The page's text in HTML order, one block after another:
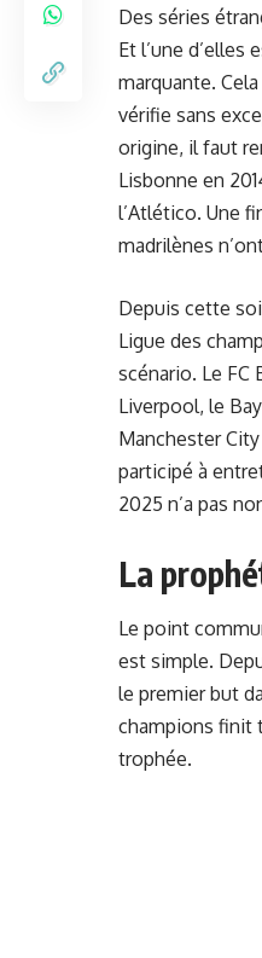
Des séries
Et l’une d’elles
marquante.
vérifie sans
origine, il faut
Lisbonne en
l’Atlético. Une
madrilènes
Depuis cette
Ligue des
scénario. Le FC
Liverpool, le
Manchester
participé à
2025 n’a pas
La
Le point
est simple.
le premier but
champions finit
trophée.